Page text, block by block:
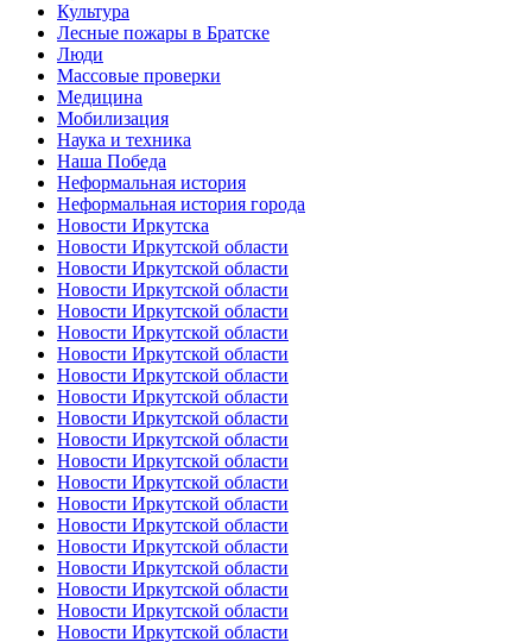
Культура
Лесные пожары в Братске
Люди
Массовые проверки
Медицина
Мобилизация
Наука и техника
Наша Победа
Неформальная история
Неформальная история города
Новости Иркутска
Новости Иркутской области
Новости Иркутской области
Новости Иркутской области
Новости Иркутской области
Новости Иркутской области
Новости Иркутской области
Новости Иркутской области
Новости Иркутской области
Новости Иркутской области
Новости Иркутской области
Новости Иркутской области
Новости Иркутской области
Новости Иркутской области
Новости Иркутской области
Новости Иркутской области
Новости Иркутской области
Новости Иркутской области
Новости Иркутской области
Новости Иркутской области